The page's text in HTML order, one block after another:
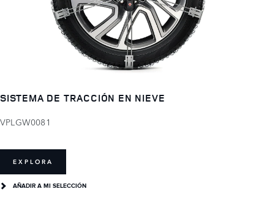
SISTEMA DE TRACCIÓN EN NIEVE
VPLGW0081
EXPLORA
AÑADIR A MI SELECCIÓN